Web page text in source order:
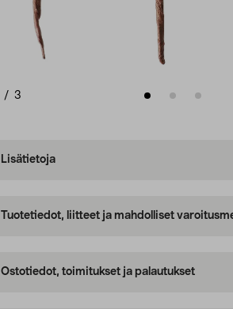
/ 3
Lisätietoja
Tuotetiedot, liitteet ja mahdolliset
Ostotiedot, toimitukset ja palautukset